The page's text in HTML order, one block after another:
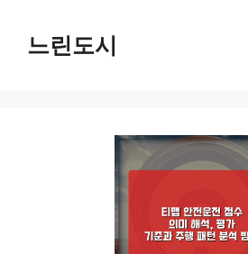
느린도시